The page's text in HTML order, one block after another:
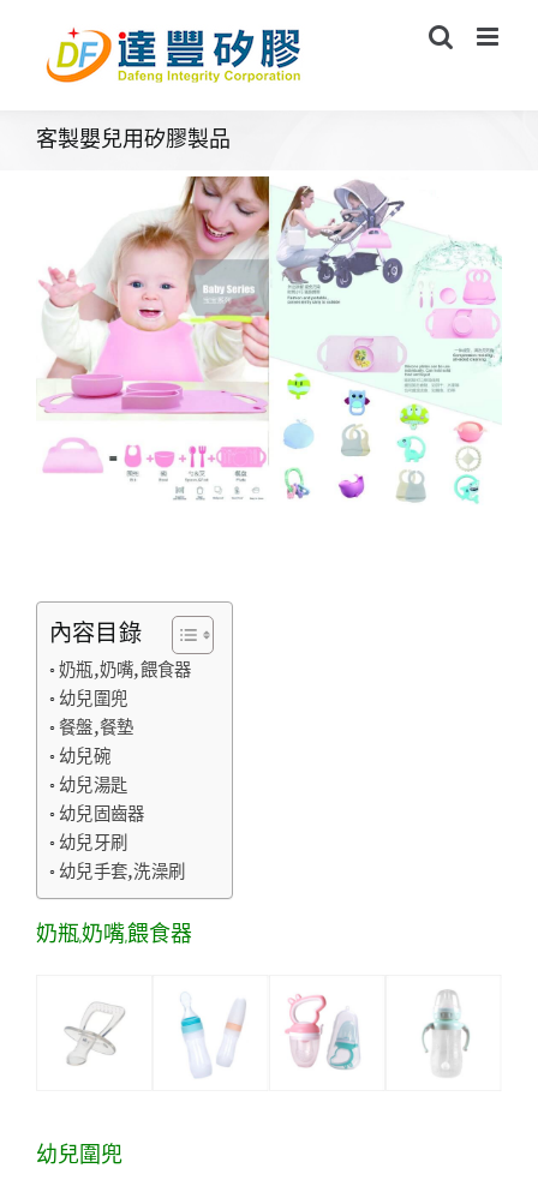
content
客製嬰兒用矽膠製品
內容目錄
奶瓶,奶嘴,餵食器
幼兒圍兜
餐盤,餐墊
幼兒碗
幼兒湯匙
幼兒固齒器
幼兒牙刷
幼兒手套,洗澡刷
奶瓶,奶嘴,餵食器
幼兒圍兜